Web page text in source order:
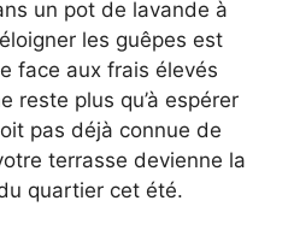
un pot de lavande à
les guêpes est
face aux frais élevés
reste plus qu’à espérer
pas déjà connue de
terrasse devienne la
quartier cet été.